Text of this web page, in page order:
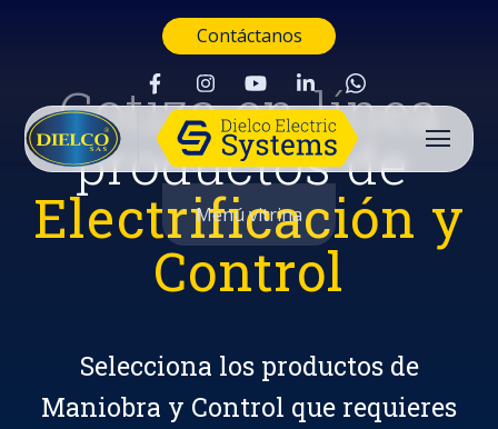
Contáctanos
Menú vitrina
Cotiza en línea
productos de
Electrificación y
Control
Selecciona los productos de
Maniobra y Control que requieres